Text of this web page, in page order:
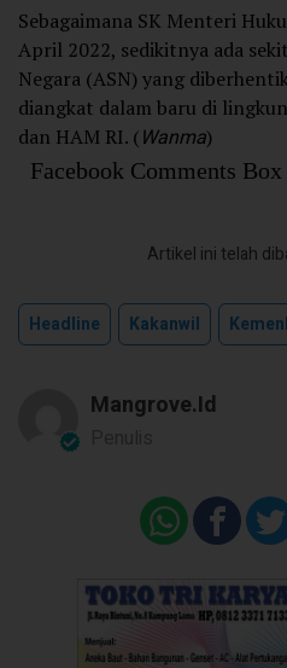
Sebagaimana SK Menteri
April 2022, sedikitnya ada
Negara (ASN) yang
diangkat dalam baru di
dan HAM RI. (Wanma)
Facebook Comments Box
Artikel ini telah
Headline Kakanwil
Mangrove.id